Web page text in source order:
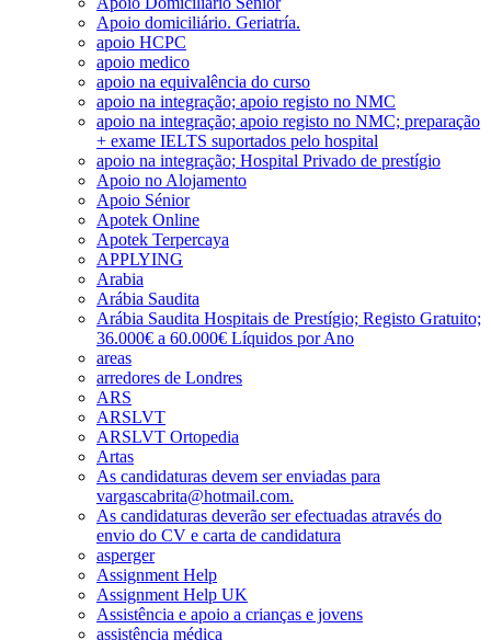
Apoio domiciliário. Geriatría.
apoio HCPC
apoio medico
apoio na equivalência do curso
apoio na integração; apoio registo no NMC
apoio na integração; apoio registo no NMC; preparação
+ exame IELTS suportados pelo hospital
apoio na integração; Hospital Privado de prestígio
Apoio no Alojamento
Apoio Sénior
Apotek Online
Apotek Terpercaya
APPLYING
Arabia
Arábia Saudita
Arábia Saudita Hospitais de Prestígio; Registo Gratuito;
36.000€ a 60.000€ Líquidos por Ano
areas
arredores de Londres
ARS
ARSLVT
ARSLVT Ortopedia
Artas
As candidaturas devem ser enviadas para
vargascabrita@hotmail.com.
As candidaturas deverão ser efectuadas através do
envio do CV e carta de candidatura
asperger
Assignment Help
Assignment Help UK
Assistência e apoio a crianças e jovens
assistência médica